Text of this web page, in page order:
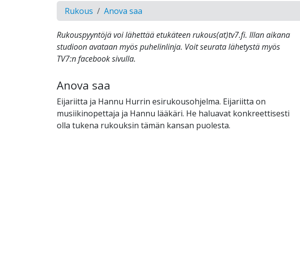
Rukous Anova saa
Rukouspyyntöjä voi lähettää etukäteen rukous(at)tv7.fi. Illan aikana
studioon avataan myös puhelinlinja. Voit seurata lähetystä myös
TV7:n facebook sivulla.
Anova saa
Eijariitta ja Hannu Hurrin esirukousohjelma. Eijariitta on
musiikinopettaja ja Hannu lääkäri. He haluavat konkreettisesti
olla tukena rukouksin tämän kansan puolesta.